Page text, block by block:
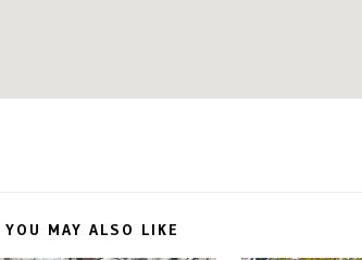
YOU MAY ALSO LIKE